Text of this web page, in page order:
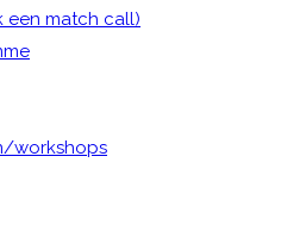
een match call)
workshops